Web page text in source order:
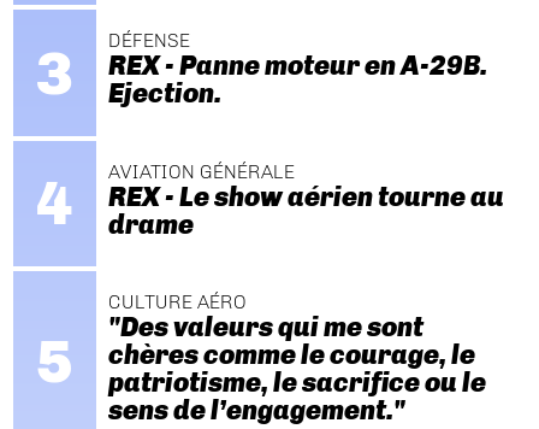
DÉFENSE
REX - Panne moteur en A-29B.
Ejection.
AVIATION GÉNÉRALE
REX - Le show aérien tourne au
drame
CULTURE AÉRO
"Des valeurs qui me sont
chères comme le courage, le
patriotisme, le sacrifice ou le
sens de l’engagement."